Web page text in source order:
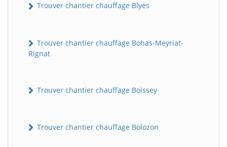
Trouver chantier chauffage Blyes
Trouver chantier chauffage Bohas-Meyriat-
Rignat
Trouver chantier chauffage Boissey
Trouver chantier chauffage Bolozon